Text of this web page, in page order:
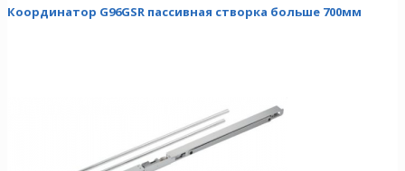
Координатор G96GSR пассивная створка больше 700мм